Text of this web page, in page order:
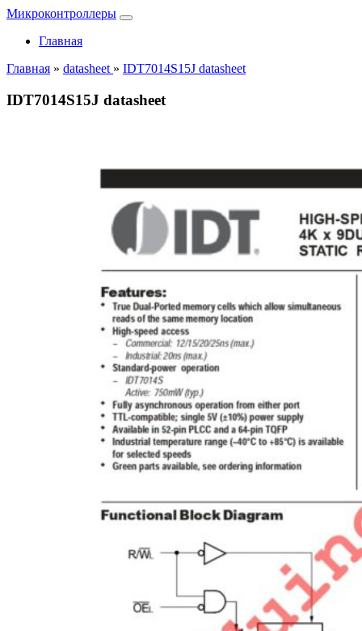
Микроконтроллеры
Главная
Главная » datasheet » IDT7014S15J datasheet
IDT7014S15J datasheet